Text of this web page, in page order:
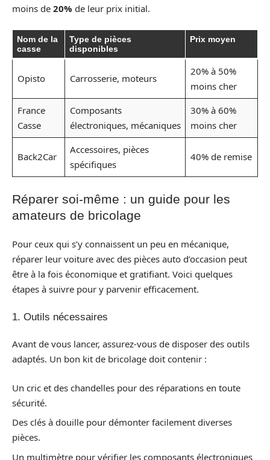
moins de 20% de leur prix initial.
Nom de la
casse
Type de pièces
disponibles
Prix moyen
Opisto Carrosserie, moteurs
20% à 50%
moins cher
France
Casse
Composants
électroniques, mécaniques
30% à 60%
moins cher
Back2Car
Accessoires, pièces
spécifiques
40% de remise
Réparer soi-même : un guide pour les
amateurs de bricolage
Pour ceux qui s’y connaissent un peu en mécanique,
réparer leur voiture avec des pièces auto d’occasion peut
être à la fois économique et gratifiant. Voici quelques
étapes à suivre pour y parvenir efficacement.
1. Outils nécessaires
Avant de vous lancer, assurez-vous de disposer des outils
adaptés. Un bon kit de bricolage doit contenir :
Un cric et des chandelles pour des réparations en toute
sécurité.
Des clés à douille pour démonter facilement diverses
pièces.
Un multimètre pour vérifier les composants électroniques